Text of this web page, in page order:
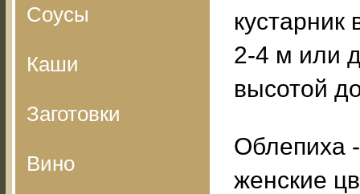
Соусы
Каши
Заготовки
Вино
кустарник
2-4 м или
высотой
Облепиха
женские